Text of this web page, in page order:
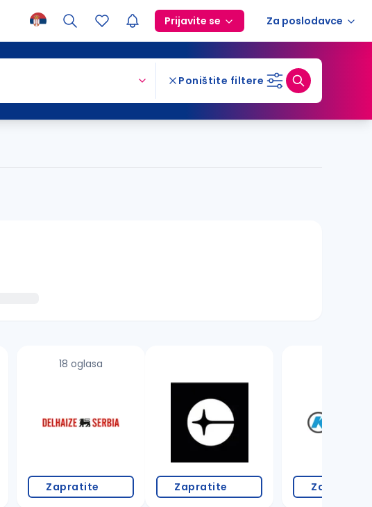
Prijavite se Za poslodavce
Poništite filtere
18 oglasa
Zapratite Zapratite Zapratite